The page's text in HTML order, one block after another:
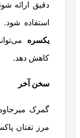
دقیق ارائه
استفاده
یکسره
کاهش دهد.
سخن آخر
گمرک
مرز تفتان